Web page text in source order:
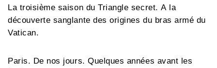
La troisième saison du Triangle secret. A la
découverte sanglante des origines du bras armé du
Vatican.
Paris. De nos jours. Quelques années avant les